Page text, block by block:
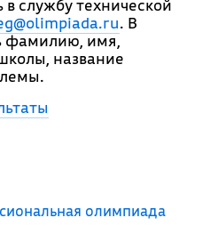
службу технической
. В
фамилию, имя,
название
олимпиада